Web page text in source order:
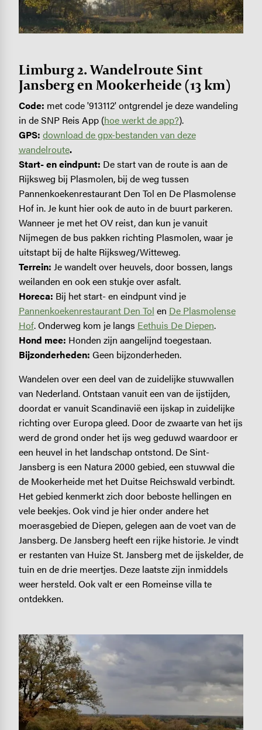
Limburg 2. Wandelroute Sint
Jansberg en Mookerheide (13 km)
Code: met code '913112' ontgrendel je deze wandeling
in de SNP Reis App (hoe werkt de app?).
GPS: download de gpx-bestanden van deze
wandelroute.
Start- en eindpunt: De start van de route is aan de
Rijksweg bij Plasmolen, bij de weg tussen
Pannenkoekenrestaurant Den Tol en De Plasmolense
Hof in. Je kunt hier ook de auto in de buurt parkeren.
Wanneer je met het OV reist, dan kun je vanuit
Nijmegen de bus pakken richting Plasmolen, waar je
uitstapt bij de halte Rijksweg/Witteweg.
Terrein: Je wandelt over heuvels, door bossen, langs
weilanden en ook een stukje over asfalt.
Horeca: Bij het start- en eindpunt vind je
Pannenkoekenrestaurant Den Tol en De Plasmolense
Hof. Onderweg kom je langs Eethuis De Diepen.
Hond mee: Honden zijn aangelijnd toegestaan.
Bijzonderheden: Geen bijzonderheden.
Wandelen over een deel van de zuidelijke stuwwallen
van Nederland. Ontstaan vanuit een van de ijstijden,
doordat er vanuit Scandinavië een ijskap in zuidelijke
richting over Europa gleed. Door de zwaarte van het ijs
werd de grond onder het ijs weg geduwd waardoor er
een heuvel in het landschap ontstond. De Sint-
Jansberg is een Natura 2000 gebied, een stuwwal die
de Mookerheide met het Duitse Reichswald verbindt.
Het gebied kenmerkt zich door beboste hellingen en
vele beekjes. Ook vind je hier onder andere het
moerasgebied de Diepen, gelegen aan de voet van de
Jansberg. De Jansberg heeft een rijke historie. Je vindt
er restanten van Huize St. Jansberg met de ijskelder, de
tuin en de drie meertjes. Deze laatste zijn inmiddels
weer hersteld. Ook valt er een Romeinse villa te
ontdekken.
Image